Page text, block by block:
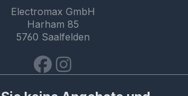
Electromax GmbH
Harham 85
5760 Saalfelden